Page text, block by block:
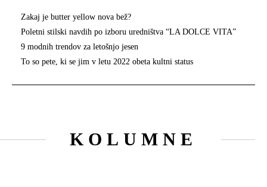
Zakaj je butter yellow nova bež?
Poletni stilski navdih po izboru uredništva “LA DOLCE VITA”
9 modnih trendov za letošnjo jesen
To so pete, ki se jim v letu 2022 obeta kultni status
KOLUMNE